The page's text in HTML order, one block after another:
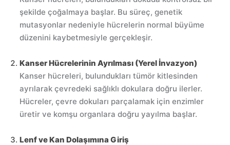
şekilde çoğalmaya başlar. Bu süreç, genetik
mutasyonlar nedeniyle hücrelerin normal büyüme
düzenini kaybetmesiyle gerçekleşir.
Kanser Hücrelerinin Ayrılması (Yerel İnvazyon)
Kanser hücreleri, bulundukları tümör kitlesinden
ayrılarak çevredeki sağlıklı dokulara doğru ilerler.
Hücreler, çevre dokuları parçalamak için enzimler
üretir ve komşu organlara doğru yayılma başlar.
Lenf ve Kan Dolaşımına Giriş